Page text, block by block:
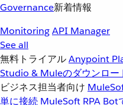
Governance新着情報
MonitoringAPI Manager
See all
無料トライアルAnypoint
Studio & Muleのダウンロー
ビジネス担当者向け
単に接続 MuleSoft RPA Bot